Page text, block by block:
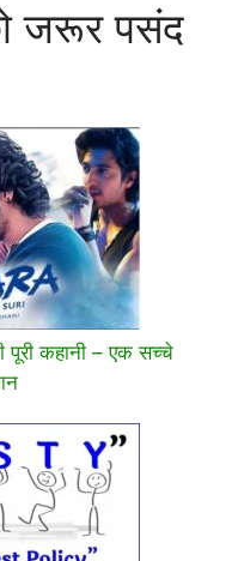
जरूर पसंद
कहानी – एक सच्चे